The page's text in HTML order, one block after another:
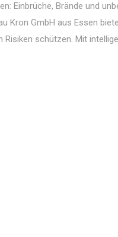
Einbrüche, Brände und
Kron GmbH aus Essen
schützen. Mit